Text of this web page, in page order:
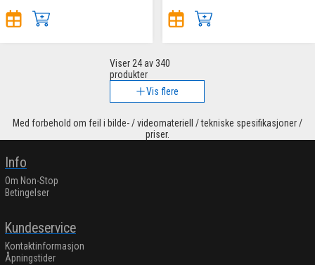
Viser 24av 340
produkter
Vis flere
Med forbehold om feil i bilde- / videomateriell / tekniske spesifikasjoner /
priser.
Info
Om Non-Stop
Betingelser
Kundeservice
Kontaktinformasjon
Åpningstider